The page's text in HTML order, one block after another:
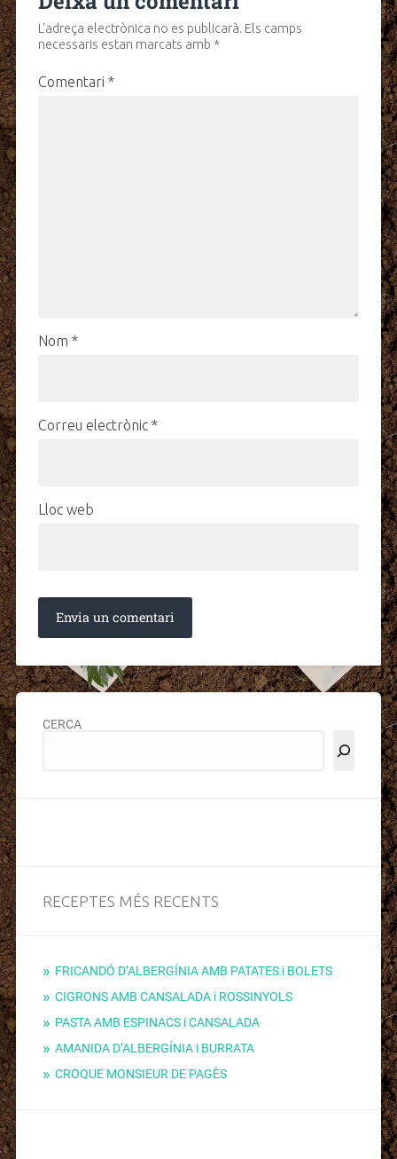
L'adreça electrònica no es publicarà. Els camps
necessaris estan marcats amb *
Comentari *
Nom *
Correu electrònic *
Lloc web
CERCA
RECEPTES MÉS RECENTS
FRICANDÓ D’ALBERGÍNIA AMB PATATES i BOLETS
CIGRONS AMB CANSALADA i ROSSINYOLS
PASTA AMB ESPINACS i CANSALADA
AMANIDA D’ALBERGÍNIA i BURRATA
CROQUE MONSIEUR DE PAGÈS